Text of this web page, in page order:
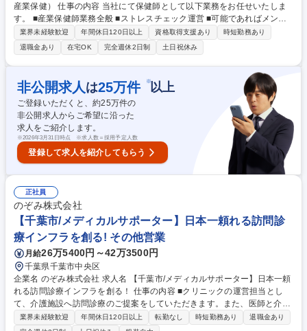
産業保健） 仕事の内容 当社にて保健師として以下業務をお任せいたしま
す。 ■産業保健師業務全般 ■ストレスチェック運営 ■可能であればメンタ
ルへルス相談対応 ※復職支援プログラム等の運営は、リーダー保健師 お
よび心理士が運営 ■各種研修企画・運営、ニュースレターや動画作成 ■デ
ータ分析と資料化 ■個人情報管理に関わる業務 ■チーム内勉強会の企画・
運営等 ■現場の管理職、労務管理部門等の定例MTGなど ■東京・大阪への
出張業務が発生する可能性あり（頻度：数ヶ月～年に1度）■休養室来室者
対応（診療所ではないので医療行為はなし） 募集職種 【名古屋】保健師
（企業内・産業保健）
業界未経験歓迎 年間休日120日以上 資格取得支援あり
時短勤務あり
退職金あり
在宅OK 完全週休2日制 土日祝休み
非公開求人 は25万件 ※以上
ご登録いただくと、約25万件の
非公開求人からご希望に沿った
求人をご紹介します。
※2026年3月31日時点 ※求人数＝採用予定人数
登録して求人を紹介してもらう
正社員
のぞみ株式会社
【千葉市/メディカルサポーター】日本一頼れる訪問診
療インフラを創る! その他営業
月給26万5400円～42万3500円
千葉県千葉市中央区
企業名 のぞみ株式会社 求人名 【千葉市/メディカルサポーター】日本一頼
れる訪問診療インフラを創る！ 仕事の内容 ■クリニックの運営担当とし
て、介護施設へ訪問診療のご提案をしていただきます。また、医師と介護
施設の橋渡し役として、提供する医療サービスのコーディネートおよび医
療法人のサポートをご担当いただきます。 【営業・調整】■介護施設へ訪
業界未経験歓迎 年間休日120日以上 転勤なし 時短勤務あり
退職金あり